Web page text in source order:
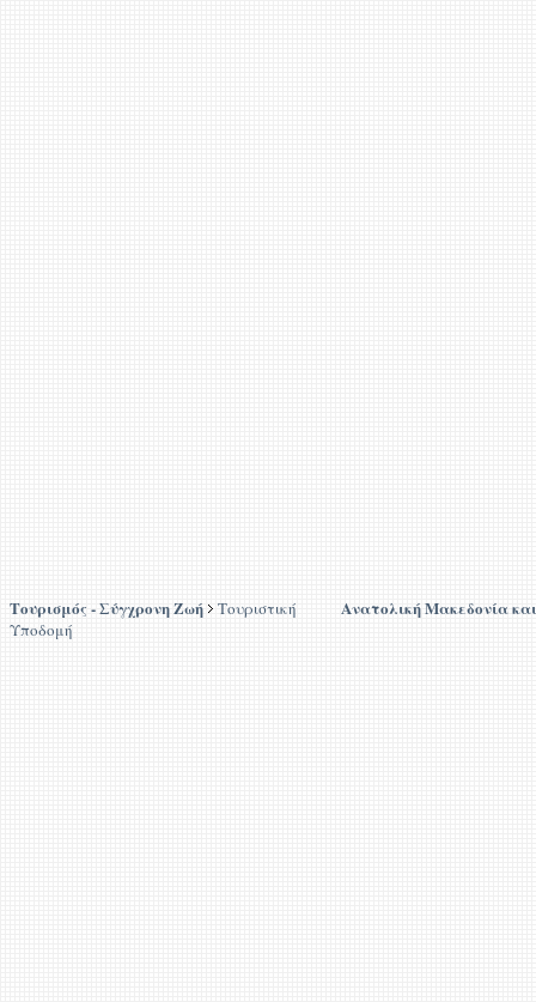
Τουρισμός - Σύγχρονη Ζωή
Τουριστική
Υποδομή
Ανατολική Μακεδονία